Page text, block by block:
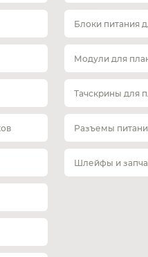
Блоки питания
Модули для
Тачскрины для
Разъемы
Шлейфы и